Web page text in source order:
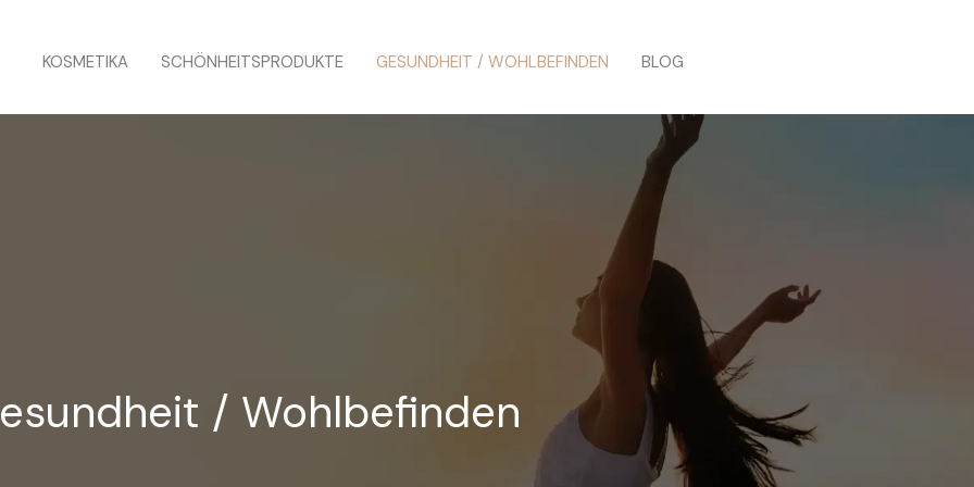
KOSMETIKA SCHÖNHEITSPRODUKTE GESUNDHEIT / WOHLBEFINDEN BLOG
/ Wohlbefinden